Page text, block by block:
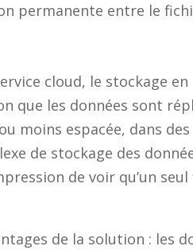
permanente entre le
cloud, le stockage
que les données sont
moins espacée, dans
de stockage des
de voir qu’un
de la solution : les